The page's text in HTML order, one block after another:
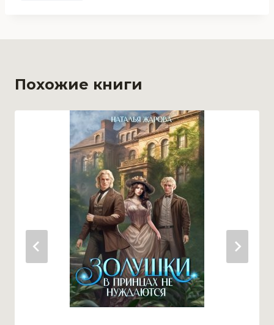
Похожие книги